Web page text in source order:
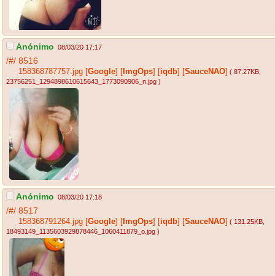
Anónimo 08/03/20 17:17
/#/ 8516
158368787757.jpg [Google] [ ImgOps] [iqdb] [SauceNAO] ( 87.27KB
23756251_1294898610615643_1773090906_n.jpg )
Anónimo 08/03/20 17:18
/#/ 8517
158368791264.jpg [Google] [ ImgOps] [iqdb] [SauceNAO] ( 131.25KB
18493149_1135603929878446_1060411879_o.jpg )